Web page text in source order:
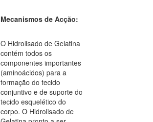
Mecanismos de Acção:
O Hidrolisado de Gelatina
contém todos os
componentes importantes
(aminoácidos) para a
formação do tecido
conjuntivo e de suporte do
tecido esquelético do
corpo. O Hidrolisado de